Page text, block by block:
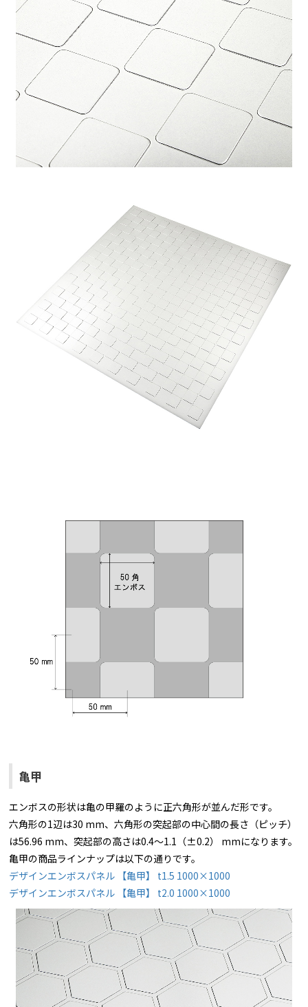
亀甲
エンボスの形状は亀の甲羅のように正六角形が並んだ形です。
六角形の1辺は30 mm、六角形の突起部の中心間の長さ（ピッチ）
は56.96 mm、突起部の高さは0.4～1.1（±0.2） mmになります。
亀甲の商品ラインナップは以下の通りです。
デザインエンボスパネル 【亀甲】 t1.5 1000×1000
デザインエンボスパネル 【亀甲】 t2.0 1000×1000